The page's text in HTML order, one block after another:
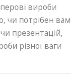
вироби
чи потрібен вам
презентацій,
різної ваги